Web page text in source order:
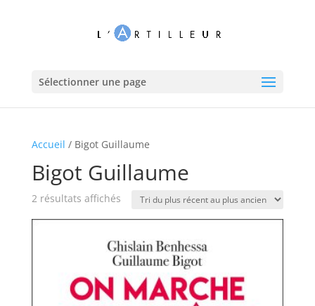
Sélectionner une page
Accueil / Bigot Guillaume
Bigot Guillaume
2 résultats affichésTrié
récent
au
plus
ancien